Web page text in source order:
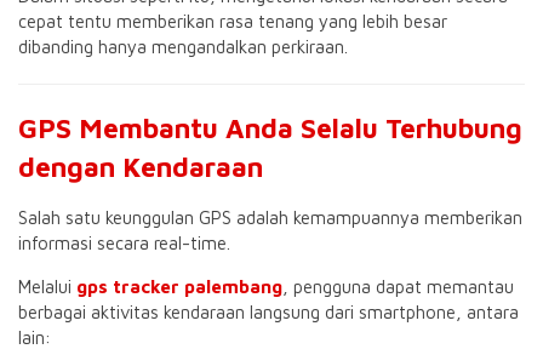
cepat tentu memberikan rasa tenang yang lebih besar
dibanding hanya mengandalkan perkiraan.
GPS Membantu Anda Selalu Terhubung
dengan Kendaraan
Salah satu keunggulan GPS adalah kemampuannya memberikan
informasi secara real-time.
Melalui gps tracker palembang , pengguna dapat memantau
berbagai aktivitas kendaraan langsung dari smartphone, antara
lain: